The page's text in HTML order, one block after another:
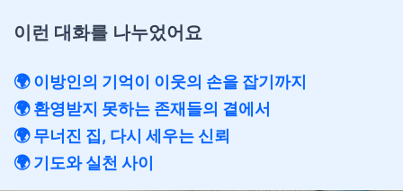
이런 대화를 나누었어요
🌍 이방인의 기억이 이웃의 손을 잡기까지
🌍 환영받지 못하는 존재들의 곁에서
🌍무너진 집, 다시 세우는 신뢰
🌍 기도와 실천 사이